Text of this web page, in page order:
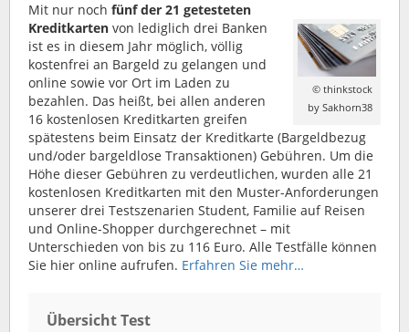
© thinkstock
by Sakhorn38
Mit nur noch fünf der 21 getesteten
Kreditkarten von lediglich drei Banken
ist es in diesem Jahr möglich, völlig
kostenfrei an Bargeld zu gelangen und
online sowie vor Ort im Laden zu
bezahlen. Das heißt, bei allen anderen
16 kostenlosen Kreditkarten greifen
spätestens beim Einsatz der Kreditkarte (Bargeldbezug
und/oder bargeldlose Transaktionen) Gebühren. Um die
Höhe dieser Gebühren zu verdeutlichen, wurden alle 21
kostenlosen Kreditkarten mit den Muster-Anforderungen
unserer drei Testszenarien Student, Familie auf Reisen
und Online-Shopper durchgerechnet – mit
Unterschieden von bis zu 116 Euro. Alle Testfälle können
Sie hier online aufrufen. Erfahren Sie mehr…
Übersicht Test